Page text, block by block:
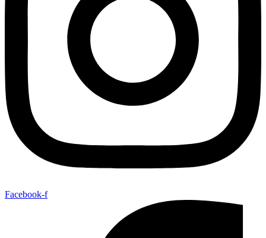
Facebook-f